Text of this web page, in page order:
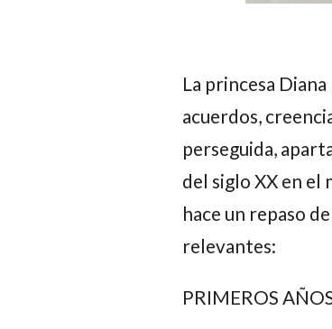
La princesa
acuerdos,
perseguida,
del siglo XX en el
hace un repaso
relevantes:
PRIMEROS